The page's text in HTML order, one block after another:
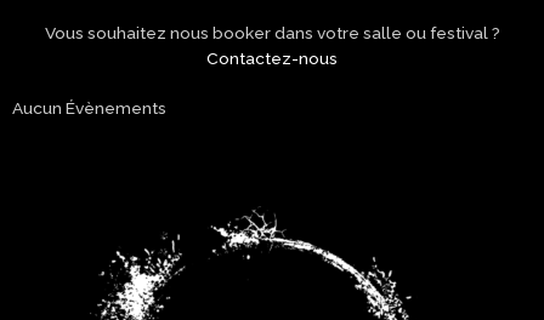
Vous souhaitez nous booker dans votre salle ou festival ?
Contactez-nous
Aucun Évènements